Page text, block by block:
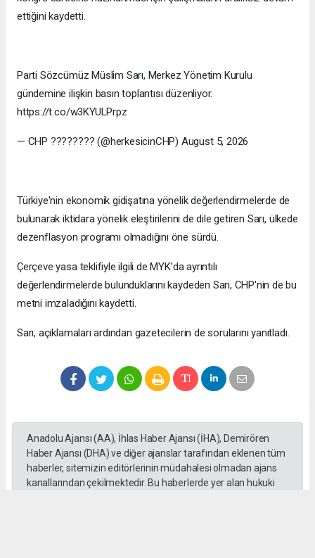
ettiğini kaydetti.
Parti Sözcümüz Müslim Sarı, Merkez Yönetim Kurulu
gündemine ilişkin basın toplantısı düzenliyor.
https://t.co/w3KYULPrpz
— CHP ???????? (@herkesicinCHP) August 5, 2026
Türkiye'nin ekonomik gidişatına yönelik değerlendirmelerde de
bulunarak iktidara yönelik eleştirilerini de dile getiren Sarı, ülkede
dezenflasyon programı olmadığını öne sürdü.
Çerçeve yasa teklifiyle ilgili de MYK'da ayrıntılı
değerlendirmelerde bulunduklarını kaydeden Sarı, CHP'nin de bu
metni imzaladığını kaydetti.
Sarı, açıklamaları ardından gazetecilerin de sorularını yanıtladı.
Anadolu Ajansı (AA), İhlas Haber Ajansı (İHA), Demirören
Haber Ajansı (DHA) ve diğer ajanslar tarafından eklenen tüm
haberler, sitemizin editörlerinin müdahalesi olmadan ajans
kanallarından çekilmektedir. Bu haberlerde yer alan hukuki